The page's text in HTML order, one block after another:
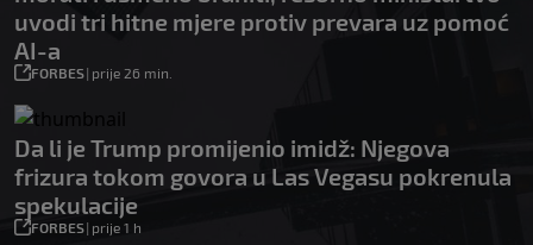
uvodi tri hitne mjere protiv prevara uz pomoć
AI-a
FORBES| prije 26 min.
Da li je Trump promijenio imidž: Njegova
frizura tokom govora u Las Vegasu pokrenula
spekulacije
FORBES| prije 1 h